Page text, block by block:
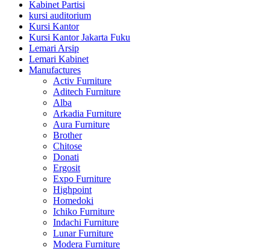
Kabinet Partisi
kursi auditorium
Kursi Kantor
Kursi Kantor Jakarta Fuku
Lemari Arsip
Lemari Kabinet
Manufactures
Activ Furniture
Aditech Furniture
Alba
Arkadia Furniture
Aura Furniture
Brother
Chitose
Donati
Ergosit
Expo Furniture
Highpoint
Homedoki
Ichiko Furniture
Indachi Furniture
Lunar Furniture
Modera Furniture